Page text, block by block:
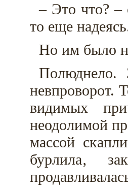
– Это что? –
то еще
Но им было
Полюднело.
невпроворот.
видимых
неодолимой
массой
бурлила‚